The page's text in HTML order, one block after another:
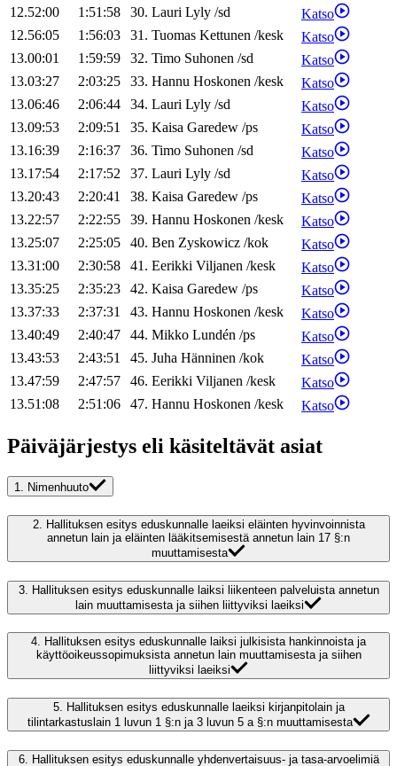
12.52:00
1:51:58 30. Lauri Lyly /sd
Katso
12.56:05
1:56:03 31. Tuomas Kettunen /kesk
Katso
13.00:01
1:59:59 32. Timo Suhonen /sd
Katso
13.03:27
2:03:25 33. Hannu Hoskonen /kesk
Katso
13.06:46
2:06:44 34. Lauri Lyly /sd
Katso
13.09:53
2:09:51 35. Kaisa Garedew /ps
Katso
13.16:39
2:16:37 36. Timo Suhonen /sd
Katso
13.17:54
2:17:52 37. Lauri Lyly /sd
Katso
13.20:43
2:20:41 38. Kaisa Garedew /ps
Katso
13.22:57
2:22:55 39. Hannu Hoskonen /kesk
Katso
13.25:07
2:25:05 40. Ben Zyskowicz /kok
Katso
13.31:00
2:30:58 41. Eerikki Viljanen /kesk
Katso
13.35:25
2:35:23 42. Kaisa Garedew /ps
Katso
13.37:33
2:37:31 43. Hannu Hoskonen /kesk
Katso
13.40:49
2:40:47 44. Mikko Lundén /ps
Katso
13.43:53
2:43:51 45. Juha Hänninen /kok
Katso
13.47:59
2:47:57 46. Eerikki Viljanen /kesk
Katso
13.51:08
2:51:06 47. Hannu Hoskonen /kesk Katso
Päiväjärjestys eli käsiteltävät asiat
1. Nimenhuuto
2. Hallituksen esitys eduskunnalle laeiksi eläinten hyvinvoinnista
annetun lain ja eläinten lääkitsemisestä annetun lain 17 §:n
muuttamisesta
3. Hallituksen esitys eduskunnalle laiksi liikenteen palveluista annetun
lain muuttamisesta ja siihen liittyviksi laeiksi
4. Hallituksen esitys eduskunnalle laiksi julkisista hankinnoista ja
käyttöoikeussopimuksista annetun lain muuttamisesta ja siihen
liittyviksi laeiksi
5. Hallituksen esitys eduskunnalle laeiksi kirjanpitolain ja
tilintarkastuslain 1 luvun 1 §:n ja 3 luvun 5 a §:n muuttamisesta
6. Hallituksen esitys eduskunnalle yhdenvertaisuus- ja tasa-arvoelimiä